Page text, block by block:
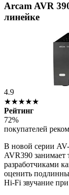
Arcam AVR
линейке
4.9
★★★★★
Рейтинг
72%
покупателей
В новой серии
AVR390
разработчиками
оценить
Hi-Fi звучание